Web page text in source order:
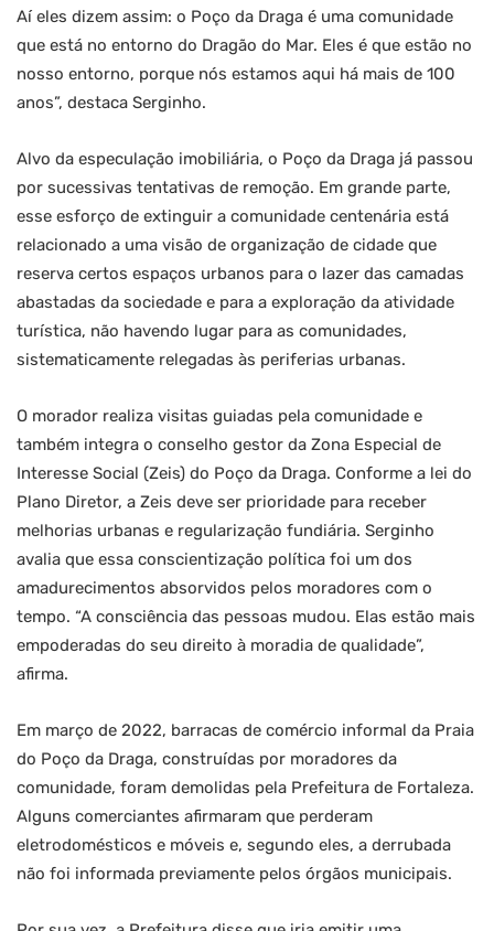
Aí eles dizem assim: o Poço da Draga é uma comunidade
que está no entorno do Dragão do Mar. Eles é que estão no
nosso entorno, porque nós estamos aqui há mais de 100
anos”, destaca Serginho.
Alvo da especulação imobiliária, o Poço da Draga já passou
por sucessivas tentativas de remoção. Em grande parte,
esse esforço de extinguir a comunidade centenária está
relacionado a uma visão de organização de cidade que
reserva certos espaços urbanos para o lazer das camadas
abastadas da sociedade e para a exploração da atividade
turística, não havendo lugar para as comunidades,
sistematicamente relegadas às periferias urbanas.
O morador realiza visitas guiadas pela comunidade e
também integra o conselho gestor da Zona Especial de
Interesse Social (Zeis) do Poço da Draga. Conforme a lei do
Plano Diretor, a Zeis deve ser prioridade para receber
melhorias urbanas e regularização fundiária. Serginho
avalia que essa conscientização política foi um dos
amadurecimentos absorvidos pelos moradores com o
tempo. “A consciência das pessoas mudou. Elas estão mais
empoderadas do seu direito à moradia de qualidade”,
afirma.
Em março de 2022, barracas de comércio informal da Praia
do Poço da Draga, construídas por moradores da
comunidade, foram demolidas pela Prefeitura de Fortaleza.
Alguns comerciantes afirmaram que perderam
eletrodomésticos e móveis e, segundo eles, a derrubada
não foi informada previamente pelos órgãos municipais.